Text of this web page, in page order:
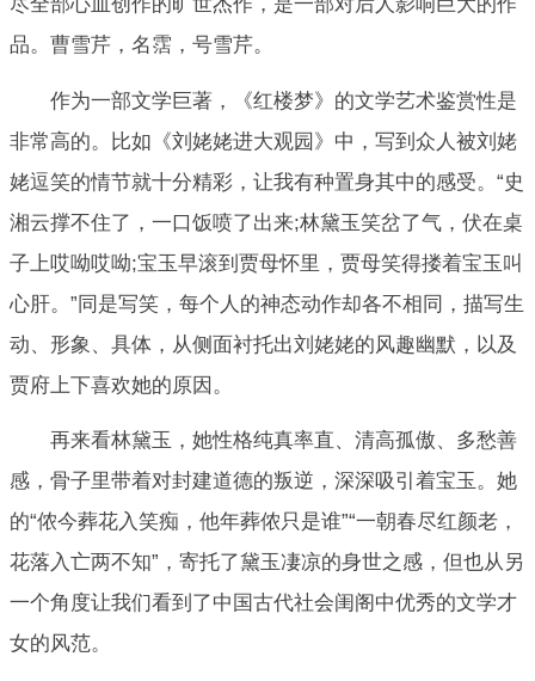
尽全部心血创作的旷世杰作，是一部对后人影响巨大的作
品。曹雪芹，名霑，号雪芹。
作为一部文学巨著，《红楼梦》的文学艺术鉴赏性是
非常高的。比如《刘姥姥进大观园》中，写到众人被刘姥
姥逗笑的情节就十分精彩，让我有种置身其中的感受。“史
湘云撑不住了，一口饭喷了出来;林黛玉笑岔了气，伏在桌
子上哎呦哎呦;宝玉早滚到贾母怀里，贾母笑得搂着宝玉叫
心肝。”同是写笑，每个人的神态动作却各不相同，描写生
动、形象、具体，从侧面衬托出刘姥姥的风趣幽默，以及
贾府上下喜欢她的原因。
再来看林黛玉，她性格纯真率直、清高孤傲、多愁善
感，骨子里带着对封建道德的叛逆，深深吸引着宝玉。她
的“侬今葬花入笑痴，他年葬侬只是谁”“一朝春尽红颜老，
花落入亡两不知”，寄托了黛玉凄凉的身世之感，但也从另
一个角度让我们看到了中国古代社会闺阁中优秀的文学才
女的风范。